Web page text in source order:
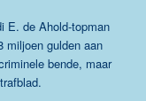
E. de Ahold-topman
miljoen gulden aan
bende, maar